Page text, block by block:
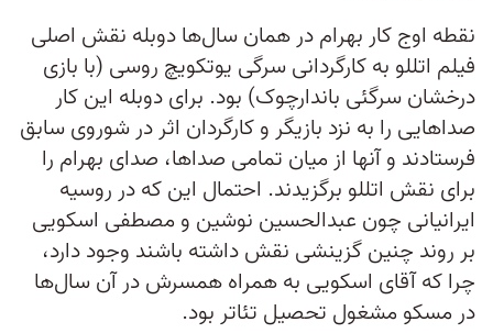
نقطه اوج کار بهرام در همان سال‌ها دوبله نقش اصلی
فیلم اتللو به کارگردانی سرگی یوتکویچ روسی (با بازی
درخشان سرگئی باندارچوک) بود. برای دوبله این کار
صداهایی را به نزد بازیگر و کارگردان اثر در شوروی سابق
فرستادند و آنها از میان تمامی صداها، صدای بهرام را
برای نقش اتللو برگزیدند. احتمال این که در روسیه
ایرانیانی چون عبدالحسین نوشین و مصطفی اسکویی
بر روند چنین گزینشی نقش داشته باشند وجود دارد،
چرا که آقای اسکویی به همراه همسرش در آن سال‌ها
در مسکو مشغول تحصیل تئاتر بود.